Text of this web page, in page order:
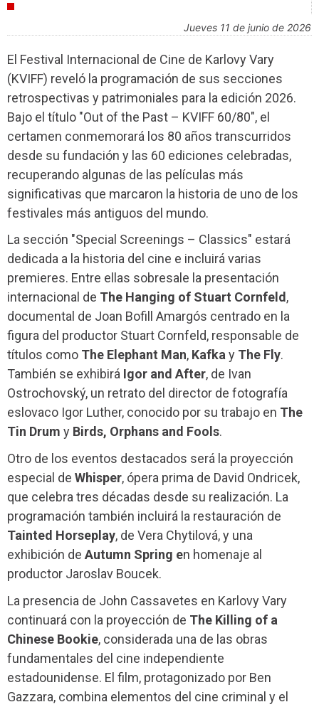
jueves 11 de junio de 2026
El Festival Internacional de Cine de Karlovy Vary
(KVIFF) reveló la programación de sus secciones
retrospectivas y patrimoniales para la edición 2026.
Bajo el título "Out of the Past – KVIFF 60/80", el
certamen conmemorará los 80 años transcurridos
desde su fundación y las 60 ediciones celebradas,
recuperando algunas de las películas más
significativas que marcaron la historia de uno de los
festivales más antiguos del mundo.
La sección "Special Screenings – Classics" estará
dedicada a la historia del cine e incluirá varias
premieres. Entre ellas sobresale la presentación
internacional de The Hanging of Stuart Cornfeld,
documental de Joan Bofill Amargós centrado en la
figura del productor Stuart Cornfeld, responsable de
títulos como The Elephant Man, Kafkay The Fly.
También se exhibirá Igor and After, de Ivan
Ostrochovský, un retrato del director de fotografía
eslovaco Igor Luther, conocido por su trabajo en The
Tin Drum y Birds, Orphans and Fools.
Otro de los eventos destacados será la proyección
especial de Whisper, ópera prima de David Ondricek,
que celebra tres décadas desde su realización. La
programación también incluirá la restauración de
Tainted Horseplay, de Vera Chytilová, y una
exhibición de Autumn Spring en homenaje al
productor Jaroslav Boucek.
La presencia de John Cassavetes en Karlovy Vary
continuará con la proyección de The Killing of a
Chinese Bookie, considerada una de las obras
fundamentales del cine independiente
estadounidense. El film, protagonizado por Ben
Gazzara, combina elementos del cine criminal y el